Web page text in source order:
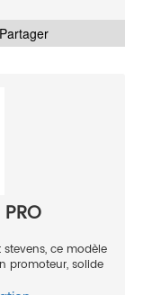
stevens, ce modèle
promoteur, solide